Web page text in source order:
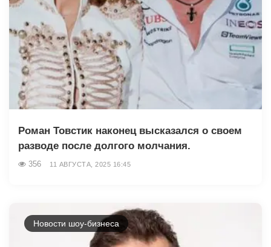
Роман Товстик наконец высказался о своем
разводе после долгого молчания.
356 11 АВГУСТА, 2025 16:45
Новости шоу-бизнеса